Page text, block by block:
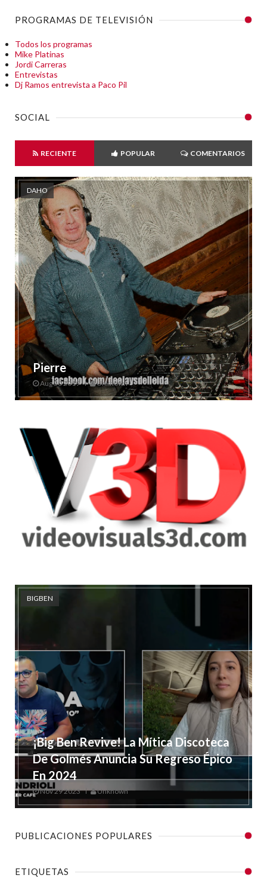
PROGRAMAS DE TELEVISIÓN
Todos los programas
Mike Platinas
Jordi Carreras
Entrevistas
Dj Ramos entrevista a Paco Pil
SOCIAL
RECIENTE POPULAR COMENTARIOS
DAHO
Pierre
Aug 30 2019 Unknown
BIGBEN
¡Big Ben Revive! La Mítica Discoteca
De Golmés Anuncia Su Regreso Épico
En 2024
Nov 29 2023 Unknown
PUBLICACIONES POPULARES
ETIQUETAS